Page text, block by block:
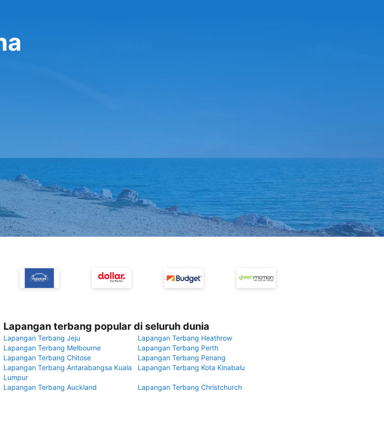
Lapangan terbang popular di seluruh dunia
Lapangan Terbang Jeju
Lapangan Terbang Heathrow
Lapangan Terbang Melbourne
Lapangan Terbang Perth
Lapangan Terbang Chitose
Lapangan Terbang Penang
Lapangan Terbang Antarabangsa Kuala
Lumpur
Lapangan Terbang Kota Kinabalu
Lapangan Terbang Auckland Lapangan Terbang Christchurch